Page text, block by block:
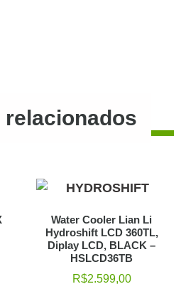
relacionados
Water Cooler Lian Li
Hydroshift LCD 360TL,
Diplay LCD, BLACK –
HSLCD36TB
R$2.599,00